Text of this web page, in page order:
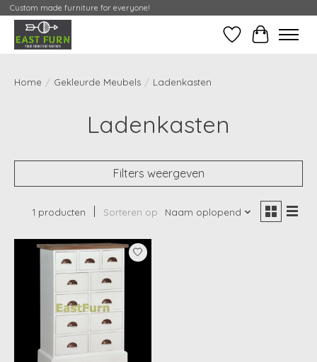
Custom made furniture for everyone!
Verlanglijst
Mijn
Home / Gekleurde Meubels / Ladenkasten
Ladenkasten
Filters weergeven
1 producten Sorteren op Naam oplopend